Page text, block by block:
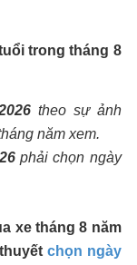
trong tháng 8
theo sự ảnh
năm xem.
phải chọn ngày
xe tháng 8 năm
chọn ngày